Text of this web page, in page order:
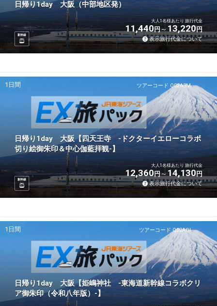
日帰り1day 大阪（中部地区発）
新幹線
大人1名様あたり 旅行代金
11,440円 13,220円
表示旅行代金について
ツアーコード Q02A3M
1日間
日帰り1day 大阪【四天王寺 -ドクターイエローコラボ
切り絵御朱印＆中心伽藍拝観-】
新幹線
大人1名様あたり 旅行代金
12,360円 14,130円
表示旅行代金について
ツアーコード Q02AOI
1日間
日帰り1day 大阪【姫嶋神社 -東海道新幹線コラボクリ
ア御朱印（令和八年版）-】